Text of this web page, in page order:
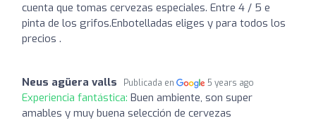
cuenta que tomas cervezas especiales. Entre 4 / 5 e
pinta de los grifos.Enbotelladas eliges y para todos los
precios .
Neus agüera valls Publicada en 5 years ago
Experiencia fantástica: Buen ambiente, son super
amables y muy buena selección de cervezas